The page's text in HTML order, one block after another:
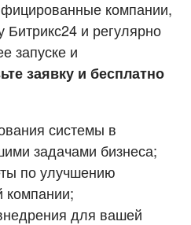
ВХОД
ВХОД
видеокейсы
компании,
Битрикс24 и регулярно
запуске и
заявку и бесплатно
системы в
задачами бизнеса;
по улучшению
компании;
для вашей